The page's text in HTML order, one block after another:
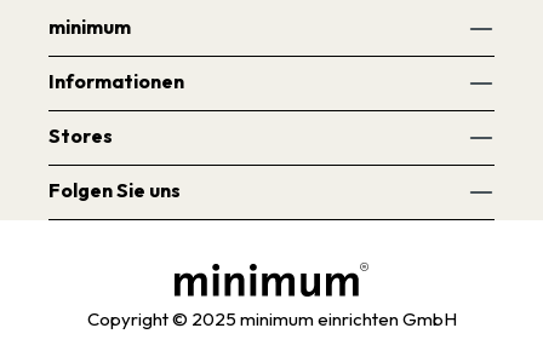
minimum
Informationen
Stores
Folgen Sie uns
Copyright © 2025 minimum einrichten GmbH